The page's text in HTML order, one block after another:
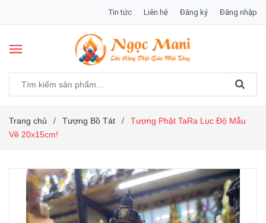
Tin tức Liên hệ Đăng ký Đăng nhập
Trang chủ / Tượng Bồ Tát /
Tượng Phật TaRa Lục Độ Mẫu
Vẽ 20x15cm!